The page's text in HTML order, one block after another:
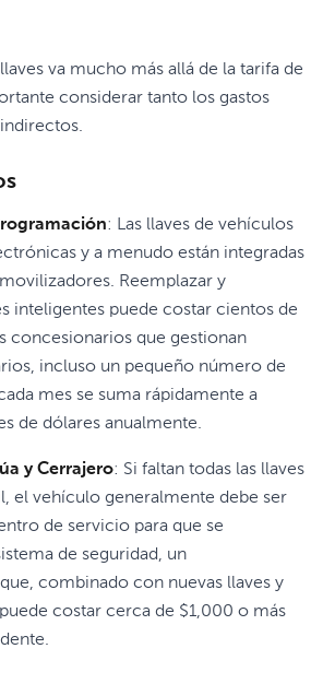
va mucho más allá de la tarifa de
considerar tanto los gastos
: Las llaves de vehículos
y a menudo están integradas
Reemplazar y
inteligentes puede costar cientos de
concesionarios que gestionan
incluso un pequeño número de
mes se suma rápidamente a
de dólares anualmente.
y Cerrajero: Si faltan todas las llaves
el vehículo generalmente debe ser
de servicio para que se
de seguridad, un
combinado con nuevas llaves y
costar cerca de $1,000 o más